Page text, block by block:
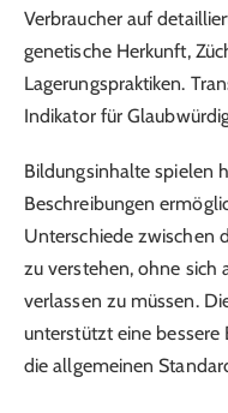
Verbraucher auf
genetische Herkunft,
Lagerungspraktiken.
Indikator für
Bildungsinhalte spielen
Beschreibungen
Unterschiede zwischen
zu verstehen, ohne sich
verlassen zu müssen.
unterstützt eine
die allgemeinen